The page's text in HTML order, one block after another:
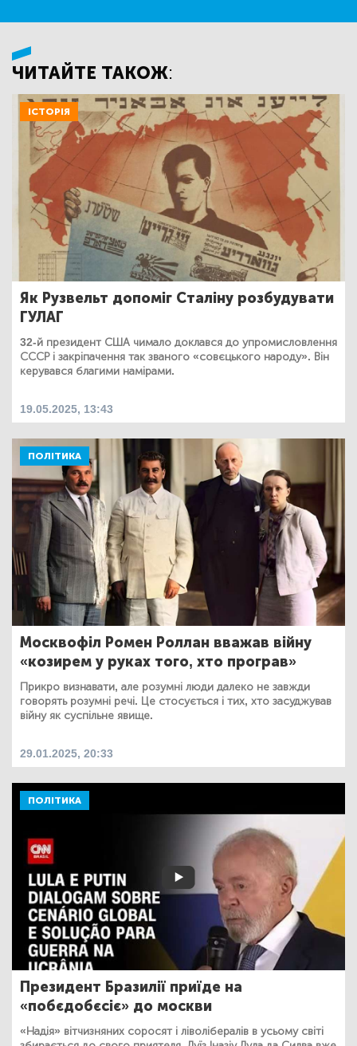
ЧИТАЙТЕ ТАКОЖ:
ІСТОРІЯ
Як Рузвельт допоміг Сталіну розбудувати
ГУЛАГ
32-й президент США чимало доклався до упромисловлення
СССР і закріпачення так званого «совєцького народу». Він
керувався благими намірами.
19.05.2025, 13:43
ПОЛІТИКА
Москвофіл Ромен Роллан вважав війну
«козирем у руках того, хто програв»
Прикро визнавати, але розумні люди далеко не завжди
говорять розумні речі. Це стосується і тих, хто засуджував
війну як суспільне явище.
29.01.2025, 20:33
ПОЛІТИКА
Президент Бразилії приїде на
«побєдобєсіє» до москви
«Надія» вітчизняних соросят і ліволібералів в усьому світі